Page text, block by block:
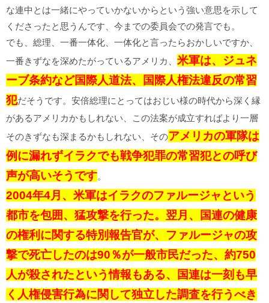
な連中とは一緒にやっていかないからという強い意思を示して
くださったと思うんです、今までの委員会での発言でも。
でも、総理、一番一体化、一体化と言ったらおかしいですか、
一番きずなを深めたがっているアメリカ、 米軍は、ジュネ
ーブ条約など国際人道法、国際人権法違反の常習
犯だそうです。安倍総理にとってはおじい様の時代から深く縁
があるアメリカかもしれない、この法案が成立すればより一層
そのきずなも深まるかもしれない、そのアメリカの軍隊は
例に漏れずイラクでも戦争犯罪の常習犯との呼び
声が高いそうです。
2004年4月、米軍はイラクのファルージャという
都市を包囲、猛攻撃を行った。翌月、国連の健康
の権利に関する特別報告官が、ファルージャの攻
撃で死亡したのは90％が一般市民だった、約750
人が殺されたという情報もある、国連は一刻も早
く人権侵害行為に関して独立した調査を行うべき